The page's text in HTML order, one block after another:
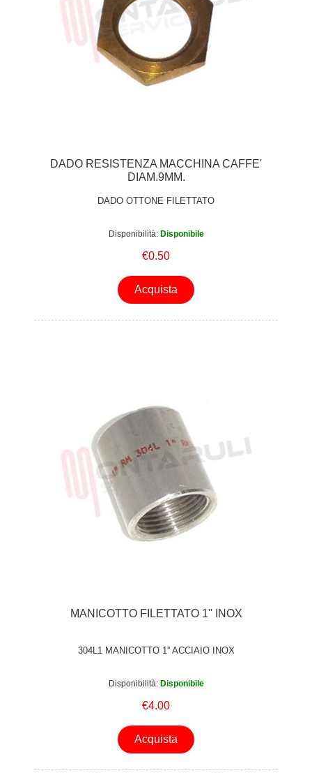
DADO RESISTENZA MACCHINA CAFFE'
DIAM.9MM.
DADO OTTONE FILETTATO
Disponibilità: Disponibile
€0.50
Acquista
MANICOTTO FILETTATO 1'' INOX
304L1 MANICOTTO 1'' ACCIAIO INOX
Disponibilità: Disponibile
€4.00
Acquista